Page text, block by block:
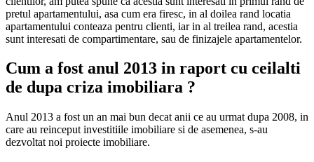
pretul apartamentului, asa cum era firesc, in al doilea rand locatia
apartamentului conteaza pentru clienti, iar in al treilea rand, acestia
sunt interesati de compartimentare, sau de finizajele apartamentelor.
Cum a fost anul 2013 in raport cu ceilalti
de dupa criza imobiliara ?
Anul 2013 a fost un an mai bun decat anii ce au urmat dupa 2008, in
care au reinceput investitiile imobiliare si de asemenea, s-au
dezvoltat noi proiecte imobiliare.